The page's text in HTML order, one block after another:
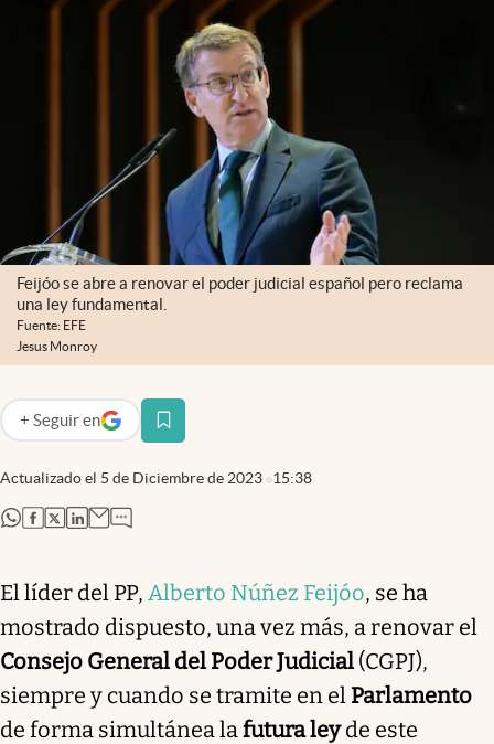
Feijóo se abre a renovar el poder judicial español pero reclama
una ley fundamental.
Fuente: EFE
Jesus Monroy
Actualizado el 5 de Diciembre de 2023 15:38
+ Seguir en
abre en nueva pestaña
abre en nueva pestaña
abre en nueva pestaña
abre en nueva pestaña
abre en nueva pestaña
El líder del PP, Alberto Núñez Feijóo, se ha
mostrado dispuesto, una vez más, a renovar el
Consejo General del Poder Judicial (CGPJ),
siempre y cuando se tramite en el Parlamento
de forma simultánea lafutura leyde este